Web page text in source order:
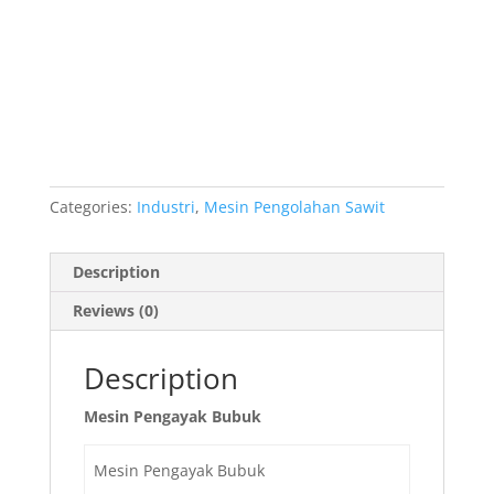
Categories: Industri, Mesin Pengolahan Sawit
Description
Reviews (0)
Description
Mesin Pengayak Bubuk
Mesin Pengayak Bubuk